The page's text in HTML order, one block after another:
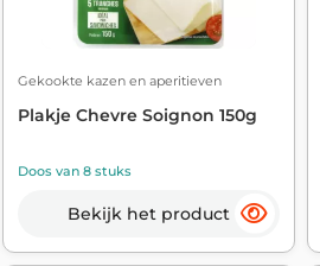
Gekookte kazen en aperitieven
Plakje Chevre Soignon 150g
Doos van 8 stuks
Bekijk het product